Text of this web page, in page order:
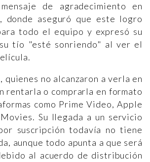
de agradecimiento en
donde aseguró que este logro
todo el equipo y expresó su
tío "esté sonriendo" al ver el
no alcanzaron a verla en
rentarla o comprarla en formato
como Prime Video, Apple
Su llegada a un servicio
suscripción todavía no tiene
aunque todo apunta a que será
al acuerdo de distribución